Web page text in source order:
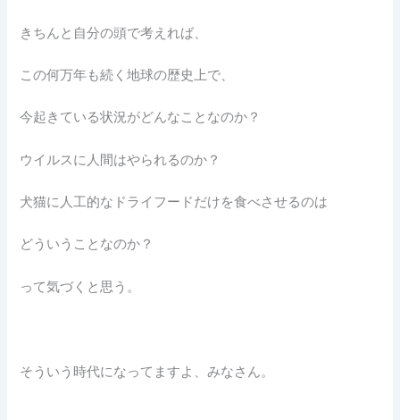
きちんと自分の頭で考えれば、
この何万年も続く地球の歴史上で、
今起きている状況がどんなことなのか？
ウイルスに人間はやられるのか？
犬猫に人工的なドライフードだけを食べさせるのは
どういうことなのか？
って気づくと思う。
そういう時代になってますよ、みなさん。